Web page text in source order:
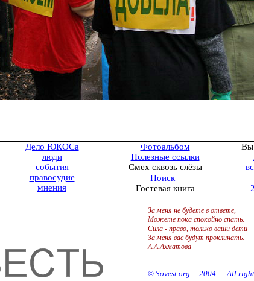
Дело ЮКОСа
люди
события
правосудие
мнения
Фотоальбом
Полезные ссылки
Смех сквозь слёзы
Поиск
Гостевая книга
Вы
За меня не будете в ответе,
Можете пока спокойно спать.
Сила - право, только ваши дети
За меня вас будут проклинать.
А.А.Ахматова
© Sovest.org 2004 All